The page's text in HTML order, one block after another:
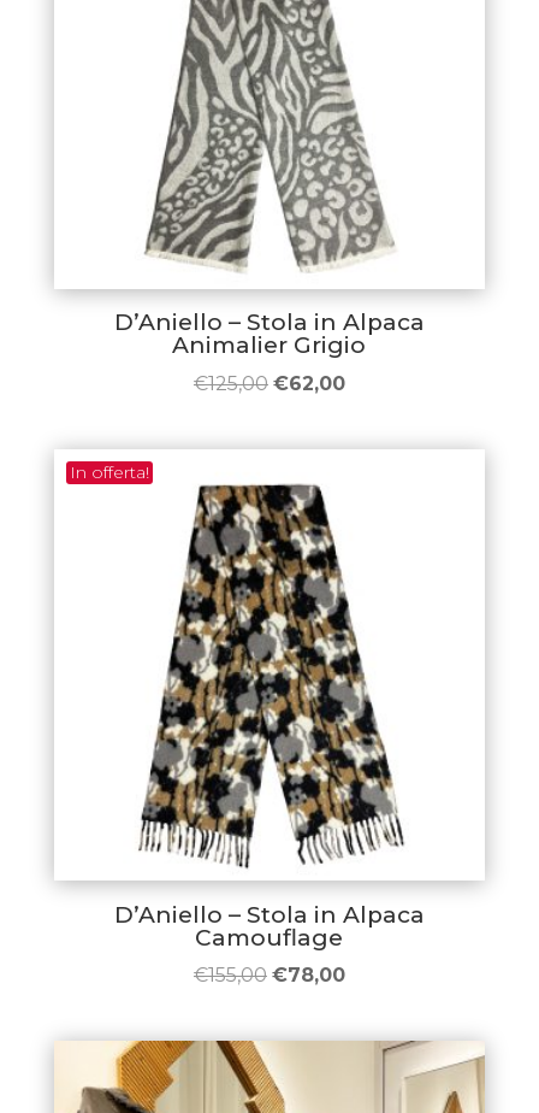
D’Aniello – Stola in Alpaca
Animalier Grigio
€125,00 Il
originale
€125,00.
€62,00Il
attuale
In offerta!
D’Aniello – Stola in Alpaca
Camouflage
€155,00 Il
originale
era:
€155,00.
€78,00Il
attuale